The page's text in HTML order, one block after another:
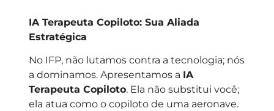
IA Terapeuta Copiloto: Sua Aliada
Estratégica
No IFP, não lutamos contra a tecnologia; nós
a dominamos. Apresentamos a IA
Terapeuta Copiloto. Ela não substitui você;
ela atua como o copiloto de uma aeronave.